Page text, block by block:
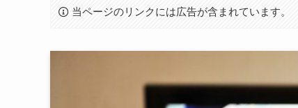
当ページのリンクには広告が含まれています。